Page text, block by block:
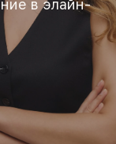
в элайн-